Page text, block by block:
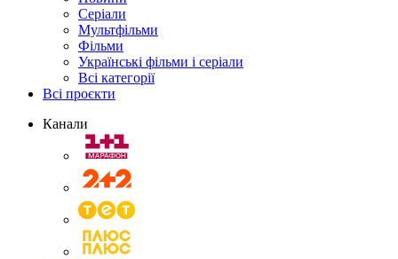
Серіали
Мультфільми
Фільми
Українські фільми і серіали
Всі категорії
Всі проєкти
Канали